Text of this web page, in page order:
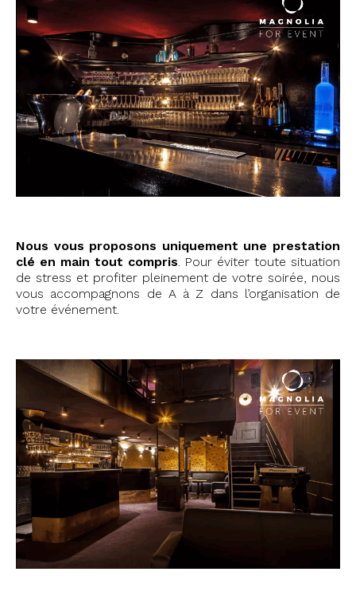
Nous vous proposons uniquement une prestation
clé en main tout compris. Pour éviter toute situation
de stress et profiter pleinement de votre soirée, nous
vous accompagnons de A à Z dans l’organisation de
votre événement.